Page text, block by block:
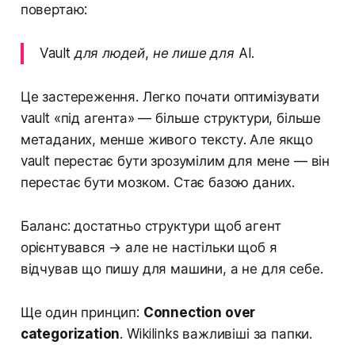
повертаю:
Vault для людей, не лише для AI.
Це застереження. Легко почати оптимізувати
vault «під агента» — більше структури, більше
метаданих, менше живого тексту. Але якщо
vault перестає бути зрозумілим для мене — він
перестає бути мозком. Стає базою даних.
Баланс: достатньо структури щоб агент
орієнтувався → але не настільки щоб я
відчував що пишу для машини, а не для себе.
Ще один принцип: Connection over
categorization. Wikilinks важливіші за папки.